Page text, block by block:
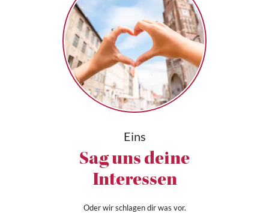
Eins
Sag uns deine
Interessen
Oder wir schlagen dir was vor.